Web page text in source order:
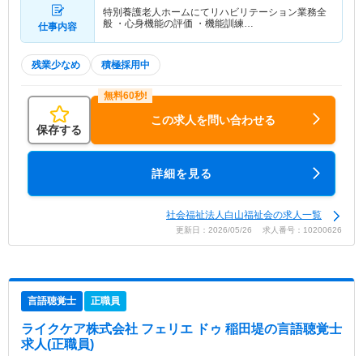
仕事内容
特別養護老人ホームにてリハビリテーション業務全
般 ・心身機能の評価 ・機能訓練…
残業少なめ 積極採用中
保存する
この求人を問い合わせる
詳細を見る
社会福祉法人白山福祉会の求人一覧
更新日：2026/05/26 求人番号：10200626
言語聴覚士 正職員
ライクケア株式会社 フェリエ ドゥ 稲田堤の言語聴覚士
求人(正職員)